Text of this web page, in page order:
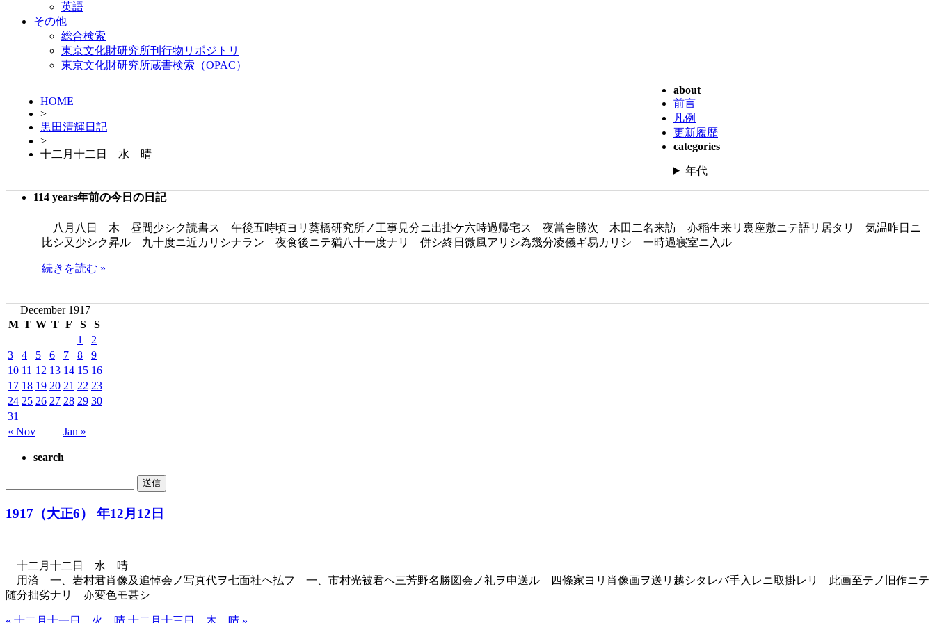
英語
その他
総合検索
東京文化財研究所刊行物リポジトリ
東京文化財研究所蔵書検索（OPAC）
HOME
>
黒田清輝日記
>
十二月十二日 水 晴
about
前言
凡例
更新履歴
categories
年代
114 years年前の今日の日記
八月八日 木 昼間少シク読書ス 午後五時頃ヨリ葵橋研究所ノ工事見分ニ出掛ケ六時過帰宅ス 夜當舎勝次 木田二名来訪 亦稲生来リ裏座敷ニテ語リ居タリ 気温昨日ニ
比シ又少シク昇ル 九十度ニ近カリシナラン 夜食後ニテ猶八十一度ナリ 併シ終日微風アリシ為幾分凌儀ギ易カリシ 一時過寝室ニ入ル
続きを読む »
December 1917
M T W T F S S
« Nov Jan »
1
2
3
4 5 6 7 8
9
10 11 12 13 14 15 16
17 18 19 20 21 22 23
24 25 26 27 28 29 30
31
search
1917（大正6） 年12月12日
十二月十二日 水 晴
用済 一、岩村君肖像及追悼会ノ写真代ヲ七面社ヘ払フ 一、市村光被君ヘ三芳野名勝図会ノ礼ヲ申送ル 四條家ヨリ肖像画ヲ送リ越シタレバ手入レニ取掛レリ 此画至テノ旧作ニテ
随分拙劣ナリ 亦変色モ甚シ